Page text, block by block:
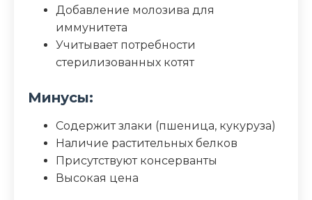
Добавление молозива для
иммунитета
Учитывает потребности
стерилизованных котят
Минусы:
Содержит злаки (пшеница, кукуруза)
Наличие растительных белков
Присутствуют консерванты
Высокая цена